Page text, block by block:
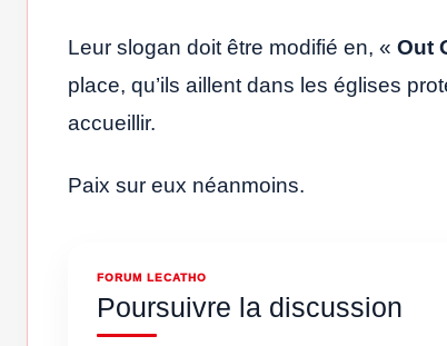
Leur slogan doit être modifié en, « Out
place, qu’ils aillent dans les églises
accueillir.
Paix sur eux néanmoins.
FORUM LECATHO
Poursuivre la discussion